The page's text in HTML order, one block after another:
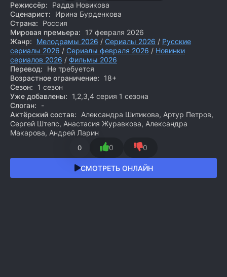
Режиссёр:
Радда Новикова
Сценарист:
Ирина Бурденкова
Страна:
Россия
Мировая премьера:
17 февраля 2026
Жанр:
Мелодрамы 2026 / Сериалы 2026 / Русские
сериалы 2026 / Сериалы февраля 2026 / Новинки
сериалов 2026 / Фильмы 2026
Перевод:
Не требуется
Возрастное ограничение:
18+
Сезон:
1 сезон
Уже добавлены:
1,2,3,4 серия 1 сезона
Слоган:
-
Актёрский состав:
Александра Шитикова, Артур Петров,
Сергей Штепс, Анастасия Журавкова, Александра
Макарова, Андрей Ларин
0 0 0
СМОТРЕТЬ ОНЛАЙН